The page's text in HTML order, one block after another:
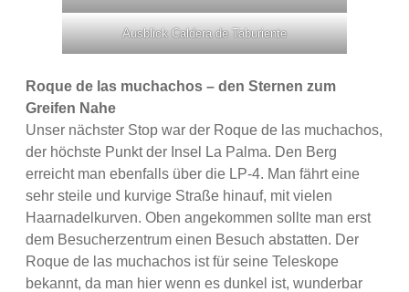
Ausblick Caldera de Taburiente
Roque de las muchachos – den Sternen zum
Greifen Nahe
Unser nächster Stop war der Roque de las muchachos,
der höchste Punkt der Insel La Palma. Den Berg
erreicht man ebenfalls über die LP-4. Man fährt eine
sehr steile und kurvige Straße hinauf, mit vielen
Haarnadelkurven. Oben angekommen sollte man erst
dem Besucherzentrum einen Besuch abstatten. Der
Roque de las muchachos ist für seine Teleskope
bekannt, da man hier wenn es dunkel ist, wunderbar